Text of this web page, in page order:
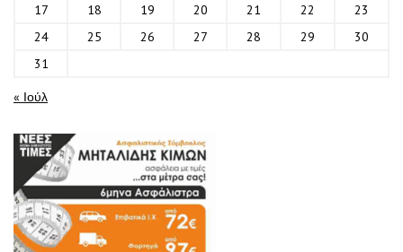
17
18 19 20 21 22
23
24
25 26 27 28 29
30
31
« Ιούλ